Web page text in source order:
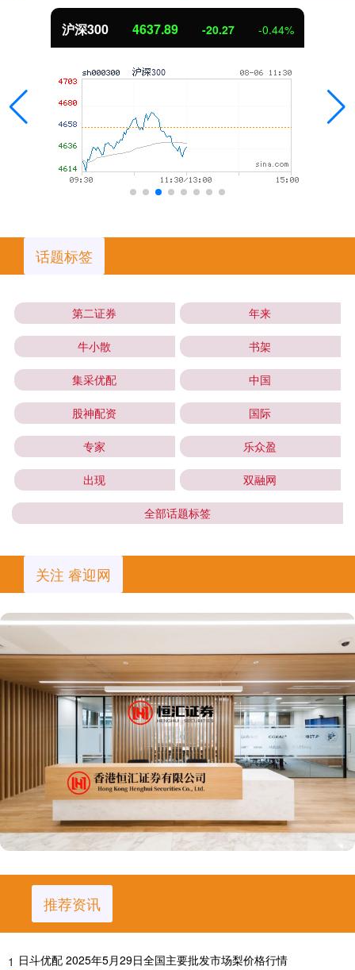
沪深300 4637.89 -20.27 -0.44%
话题标签
第二证券 年来
牛小散 书架
集采优配 中国
股神配资 国际
专家 乐众盈
出现 双融网
全部话题标签
关注 睿迎网
推荐资讯
1 日斗优配 2025年5月29日全国主要批发市场梨价格行情